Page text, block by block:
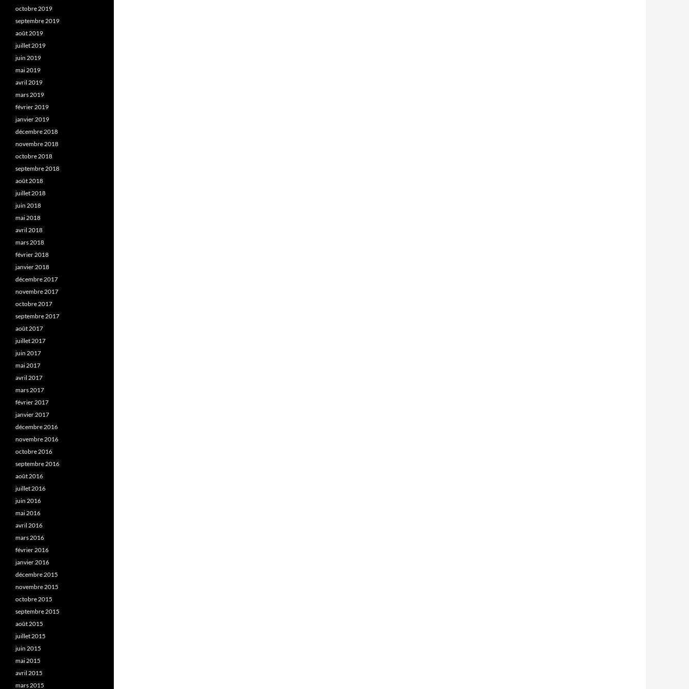
octobre 2019
septembre 2019
août 2019
juillet 2019
juin 2019
mai 2019
avril 2019
mars 2019
février 2019
janvier 2019
décembre 2018
novembre 2018
octobre 2018
septembre 2018
août 2018
juillet 2018
juin 2018
mai 2018
avril 2018
mars 2018
février 2018
janvier 2018
décembre 2017
novembre 2017
octobre 2017
septembre 2017
août 2017
juillet 2017
juin 2017
mai 2017
avril 2017
mars 2017
février 2017
janvier 2017
décembre 2016
novembre 2016
octobre 2016
septembre 2016
août 2016
juillet 2016
juin 2016
mai 2016
avril 2016
mars 2016
février 2016
janvier 2016
décembre 2015
novembre 2015
octobre 2015
septembre 2015
août 2015
juillet 2015
juin 2015
mai 2015
avril 2015
mars 2015